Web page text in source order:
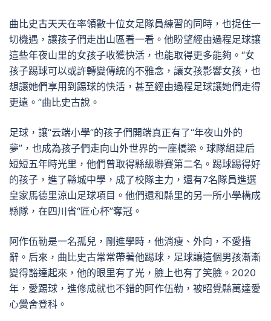
曲比史古天天在率領數十位女足隊員練習的同時，也捉住一
切機遇，讓孩子們走出山區看一看。他盼望經由過程足球讓
這些年夜山里的女孩子收獲快活，也能取得更多能夠。“女
孩子踢球可以或許轉變傳統的不雅念，讓女孩影響女孩，也
想讓她們享用到踢球的快活，甚至經由過程足球讓她們走得
更遠。”曲比史古說。
足球，讓“云端小學”的孩子們開端真正有了“年夜山外的
夢”，也成為孩子們走向山外世界的一座橋梁。球隊組建后
短短五年時光里，他們曾取得縣級聯賽第二名。踢球踢得好
的孩子，進了縣城中學，成了校隊主力，還有7名隊員進選
皇家馬德里涼山足球項目。他們還和縣里的另一所小學構成
縣隊，在四川省“匠心杯”奪冠。
阿作伍勒是一名孤兒，剛進學時，他消瘦、外向，不愛措
辭。后來，曲比史古常常帶著他踢球，足球讓這個男孩漸漸
變得豁達起來，他的眼里有了光，臉上也有了笑臉。2020
年，愛踢球，進修成就也不錯的阿作伍勒，被昭覺縣萬達愛
心黌舍登科。